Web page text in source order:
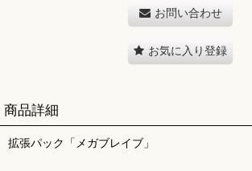
お問い合わせ
お気に入り登録
商品詳細
拡張パック「メガブレイブ」